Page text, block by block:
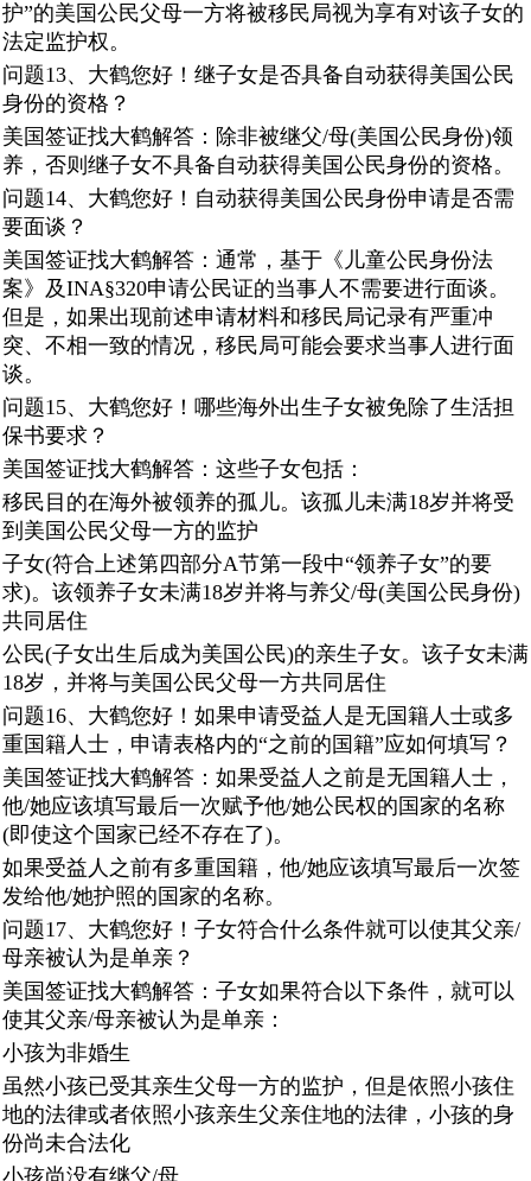
护”的美国公民父母一方将被移民局视为享有对该子女的
法定监护权。
问题13、大鹤您好！继子女是否具备自动获得美国公民
身份的资格？
美国签证找大鹤解答：除非被继父/母(美国公民身份)领
养，否则继子女不具备自动获得美国公民身份的资格。
问题14、大鹤您好！自动获得美国公民身份申请是否需
要面谈？
美国签证找大鹤解答：通常，基于《儿童公民身份法
案》及INA§320申请公民证的当事人不需要进行面谈。
但是，如果出现前述申请材料和移民局记录有严重冲
突、不相一致的情况，移民局可能会要求当事人进行面
谈。
问题15、大鹤您好！哪些海外出生子女被免除了生活担
保书要求？
美国签证找大鹤解答：这些子女包括：
移民目的在海外被领养的孤儿。该孤儿未满18岁并将受
到美国公民父母一方的监护
子女(符合上述第四部分A节第一段中“领养子女”的要
求)。该领养子女未满18岁并将与养父/母(美国公民身份)
共同居住
公民(子女出生后成为美国公民)的亲生子女。该子女未满
18岁，并将与美国公民父母一方共同居住
问题16、大鹤您好！如果申请受益人是无国籍人士或多
重国籍人士，申请表格内的“之前的国籍”应如何填写？
美国签证找大鹤解答：如果受益人之前是无国籍人士，
他/她应该填写最后一次赋予他/她公民权的国家的名称
(即使这个国家已经不存在了)。
如果受益人之前有多重国籍，他/她应该填写最后一次签
发给他/她护照的国家的名称。
问题17、大鹤您好！子女符合什么条件就可以使其父亲/
母亲被认为是单亲？
美国签证找大鹤解答：子女如果符合以下条件，就可以
使其父亲/母亲被认为是单亲：
小孩为非婚生
虽然小孩已受其亲生父母一方的监护，但是依照小孩住
地的法律或者依照小孩亲生父亲住地的法律，小孩的身
份尚未合法化
小孩尚没有继父/母